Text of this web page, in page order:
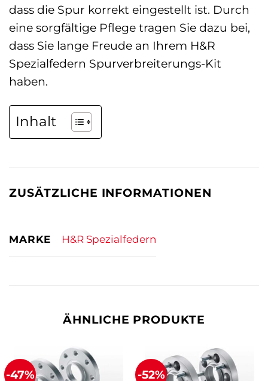
dass die Spur korrekt eingestellt ist. Durch
eine sorgfältige Pflege tragen Sie dazu bei,
dass Sie lange Freude an Ihrem H&R
Spezialfedern Spurverbreiterungs-Kit
haben.
Inhalt
ZUSÄTZLICHE INFORMATIONEN
MARKE H&R Spezialfedern
ÄHNLICHE PRODUKTE
-47% -52%